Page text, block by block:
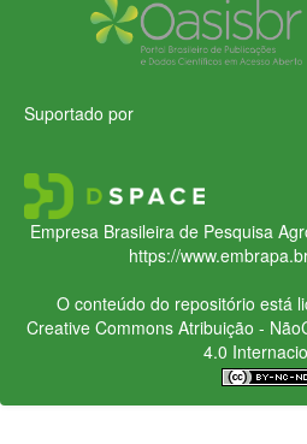
Suportado por
Empresa Brasileira de Pesquisa
https://
O conteúdo do repositório está
Creative CommonsAtribuição -
4.0